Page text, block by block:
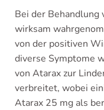
Bei der
wirksam
von der positiven
diverse Symptome
von Atarax zur
verbreitet, wobei
Atarax 25 mg als